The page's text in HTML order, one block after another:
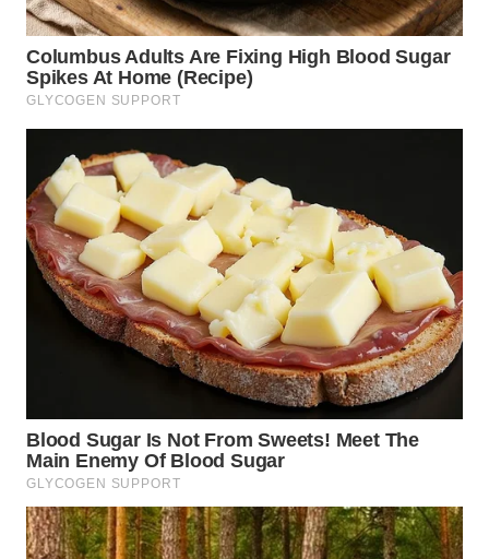
WN
CIANJUR
SERIBU
WN
TANGERANG
WN
BINJAI
WN
INDRAMAYU
WN